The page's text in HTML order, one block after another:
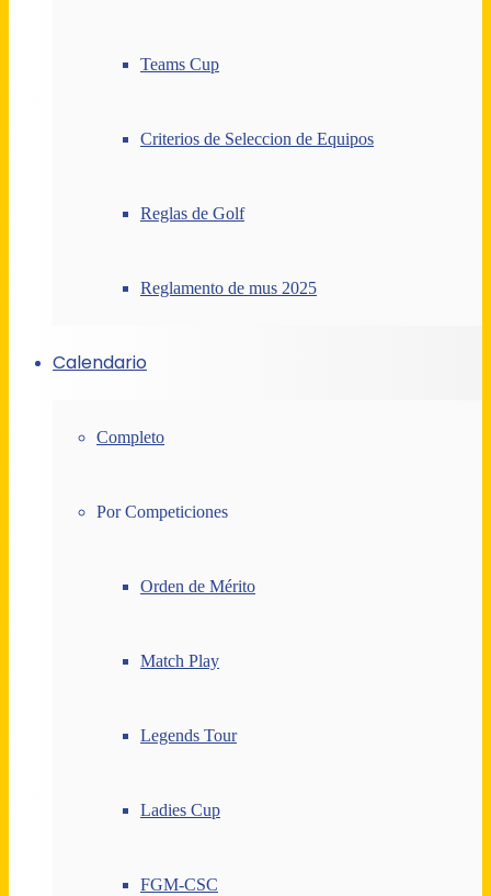
Teams Cup
Criterios de Seleccion de Equipos
Reglas de Golf
Reglamento de mus 2025
Calendario
Completo
Por Competiciones
Orden de Mérito
Match Play
Legends Tour
Ladies Cup
FGM-CSC